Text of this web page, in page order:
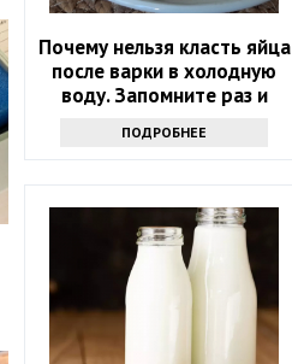
Почему нельзя класть яйца
после варки в холодную
воду. Запомните раз и
ПОДРОБНЕЕ